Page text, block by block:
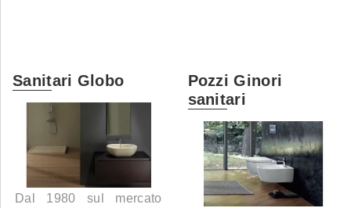
Sanitari Globo
Dal 1980 sul mercato
Pozzi Ginori
sanitari